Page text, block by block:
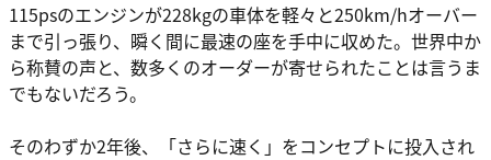
115psのエンジンが228kgの車体を軽々と250km/hオーバー
まで引っ張り、瞬く間に最速の座を手中に収めた。世界中か
ら称賛の声と、数多くのオーダーが寄せられたことは言うま
でもないだろう。
そのわずか2年後、「さらに速く」をコンセプトに投入され